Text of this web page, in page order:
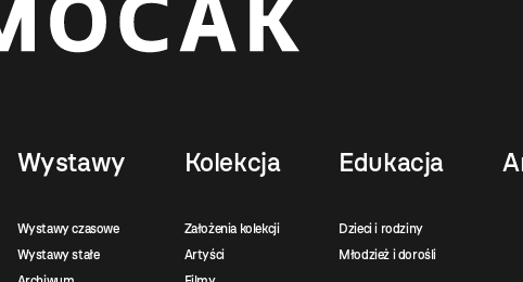
Wystawy
Wystawy czasowe
Wystawy stałe
Kolekcja
Założenia kolekcji
Artyści
Edukacja
Dzieci i rodziny
Młodzież i dorośli